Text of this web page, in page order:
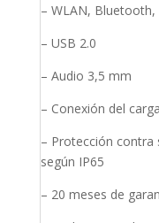
– WLAN, Bluetooth,
– USB 2.0
– Audio 3,5 mm
– Conexión del
– Protección contra
según IP65
– 20 meses de